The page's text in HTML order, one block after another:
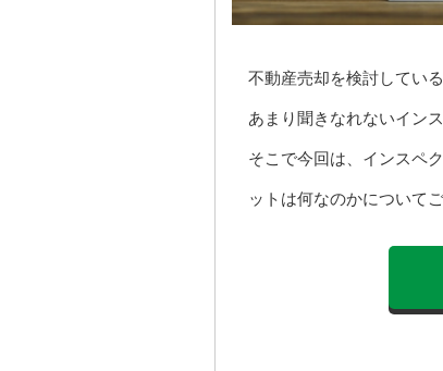
不動産売却を検討してい
あまり聞きなれないイン
そこで今回は、インスペ
ットは何なのかについて